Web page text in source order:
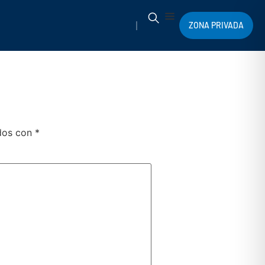
ZONA PRIVADA
con *